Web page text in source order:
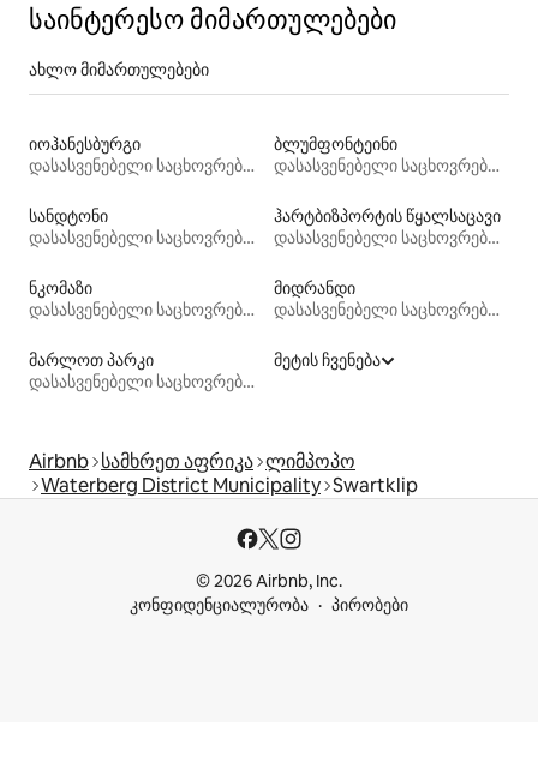
საინტერესო მიმართულებები
ახლო მიმართულებები
იოჰანესბურგი
დასასვენებელი საცხოვრებლები
ბლუმფონტეინი
დასასვენებელი საცხოვრებლები
სანდტონი
დასასვენებელი საცხოვრებლები
ჰარტბიზპორტის წყალსაცავი
დასასვენებელი საცხოვრებლები
ნკომაზი
დასასვენებელი საცხოვრებლები
მიდრანდი
დასასვენებელი საცხოვრებლები
მარლოთ პარკი
დასასვენებელი საცხოვრებლები
მეტის ჩვენება
Airbnb სამხრეთ აფრიკა ლიმპოპო
Waterberg District Municipality Swartklip
© 2026 Airbnb, Inc.
კონფიდენციალურობა
პირობები